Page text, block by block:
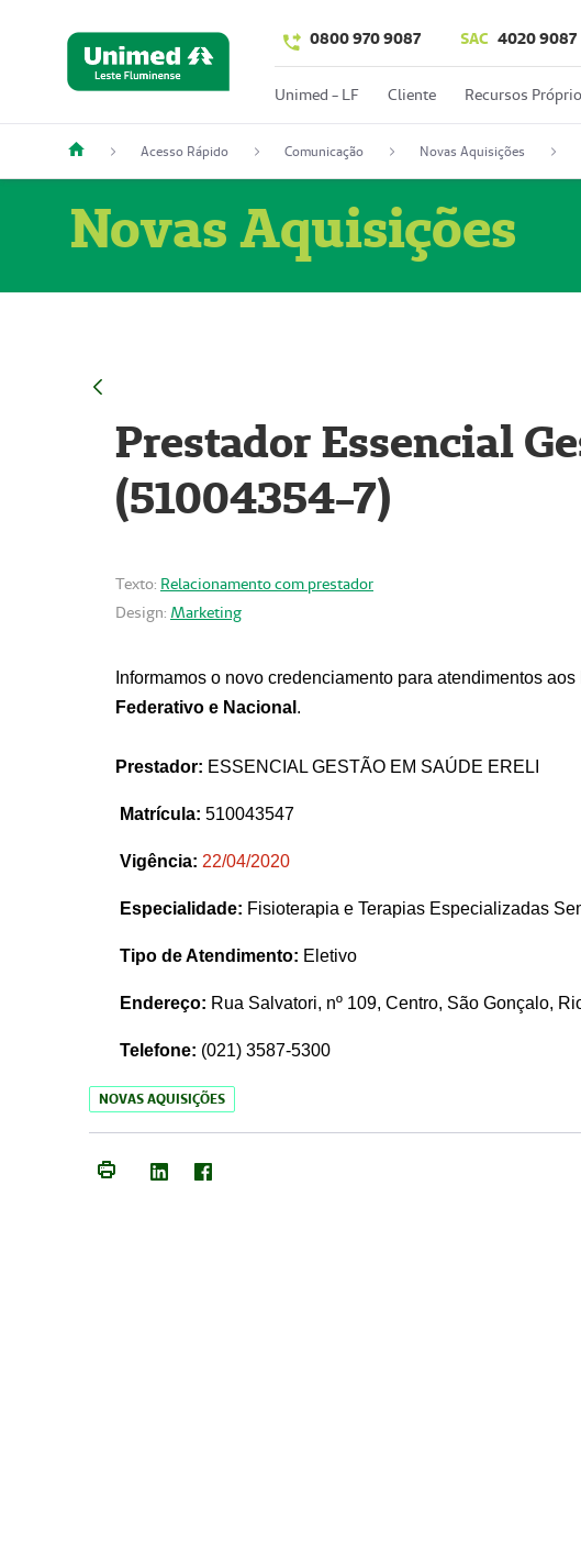
0800 970 9087 SAC 4020 9087
Unimed - LF Cliente Recursos
Acesso Rápido Comunicação Novas Aquisições
Novas Aquisições
Prestador Essencial
(51004354-7)
Texto: Relacionamento com prestador
Design: Marketing
Informamos o novo credenciamento para atendimentos
Federativo e Nacional .
Prestador: ESSENCIAL GESTÃO EM SAÚDE ERELI
Matrícula: 510043547
Vigência: 22/04/2020
Especialidade: Fisioterapia e Terapias Especializadas
Tipo de Atendimento: Eletivo
Endereço: Rua Salvatori, nº 109, Centro, São Gonçalo,
Telefone: (021) 3587-5300
NOVAS AQUISIÇÕES